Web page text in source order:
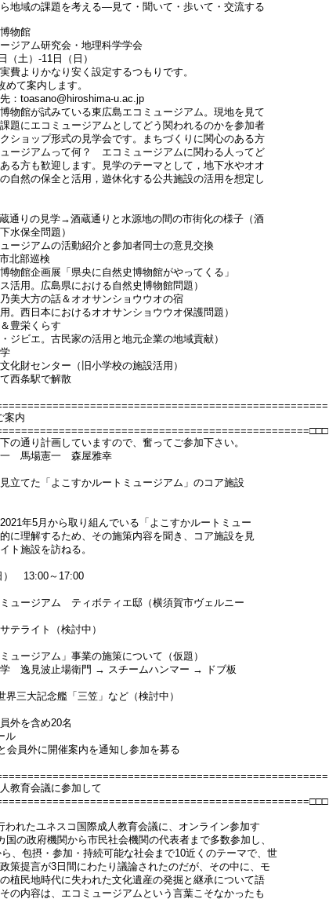
地域の課題を考える―見て・聞いて・歩いて・交流する
物館
ジアム研究会・地理科学学会
（土）-11日（日）
費よりかなり安く設定するつもりです。
て案内します。
：toasano@hiroshima-u.ac.jp
物館が試みている東広島エコミュージアム。現地を見て
題にエコミュージアムとしてどう関われるのかを参加者
ショップ形式の見学会です。まちづくりに関心のある方
ージアムって何？ エコミュージアムに関わる人ってど
る方も歓迎します。見学のテーマとして，地下水やオオ
自然の保全と活用，遊休化する公共施設の活用を想定し
通りの見学→酒蔵通りと水源地の間の市街化の様子（酒
水保全問題）
ージアムの活動紹介と参加者同士の意見交換
北部巡検
物館企画展「県央に自然史博物館がやってくる」
活用。広島県における自然史博物館問題）
美大方の話＆オオサンショウウオの宿
。西日本におけるオオサンショウウオ保護問題）
豊栄くらす
ジビエ。古民家の活用と地元企業の地域貢献）
化財センター（旧小学校の施設活用）
西条駅で解散
案内
の通り計画していますので、奮ってご参加下さい。
馬場憲一 森屋雅幸
立てた「よこすかルートミュージアム」のコア施設
年5月から取り組んでいる「よこすかルートミュー
に理解するため、その施策内容を聞き、コア施設を見
ト施設を訪ねる。
） 13:00～17:00
ミュージアム ティボティエ邸（横須賀市ヴェルニー
テライト（検討中）
ュージアム」事業の施策について（仮題）
学 逸見波止場衛門 → スチームハンマー → ドブ板
三大記念艦「三笠」など（検討中）
外を含め20名
ル
員外に開催案内を通知し参加を募る
教育会議に参加して
われたユネスコ国際成人教育会議に、オンライン参加す
国の政府機関から市民社会機関の代表者まで多数参加し、
、包摂・参加・持続可能な社会まで10近くのテーマで、世
策提言が3日間にわたり議論されたのだが、その中に、モ
植民地時代に失われた文化遺産の発掘と継承について語
の内容は、エコミュージアムという言葉こそなかったも